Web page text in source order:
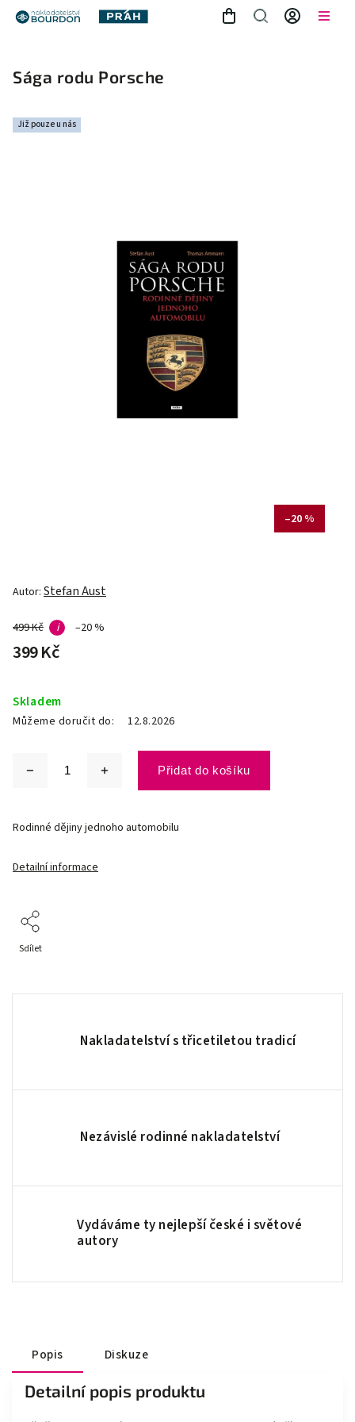
Sága rodu Porsche
Již pouze u nás
–20 %
Autor: Stefan Aust
499 Kč i –20 %
399 Kč
Skladem
Můžeme doručit do: 12.8.2026
Přidat do košíku
Rodinné dějiny jednoho automobilu
Detailní informace
Sdílet
Nakladatelství s třicetiletou tradicí
Nezávislé rodinné nakladatelství
Vydáváme ty nejlepší české i světové
autory
Popis Diskuze
Detailní popis produktu